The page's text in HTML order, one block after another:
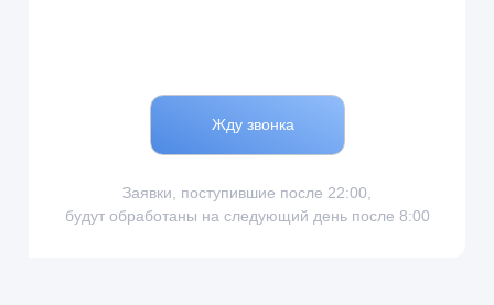
Жду звонка
Заявки, поступившие после 22:00,
будут обработаны на следующий день после 8:00